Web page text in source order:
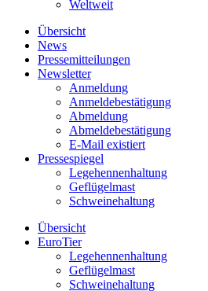
Weltweit
Übersicht
News
Pressemitteilungen
Newsletter
Anmeldung
Anmeldebestätigung
Abmeldung
Abmeldebestätigung
E-Mail existiert
Pressespiegel
Legehennenhaltung
Geflügelmast
Schweinehaltung
Übersicht
EuroTier
Legehennenhaltung
Geflügelmast
Schweinehaltung